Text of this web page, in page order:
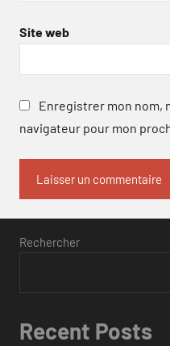
Site web
Enregistrer mon nom,
navigateur pour mon
Rechercher
Recent Posts